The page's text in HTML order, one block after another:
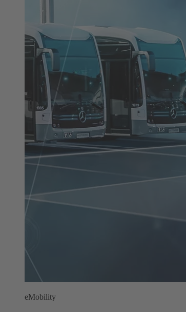
eMobility